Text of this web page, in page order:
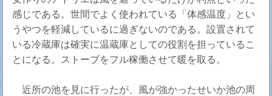
感じである。世間でよく使われている「体感温度」とい
うやつを軽減しているに過ぎないのである。設置されて
いる冷蔵庫は確実に温蔵庫としての役割を担っているこ
とになる。ストーブをフル稼働させて暖を取る。
近所の池を見に行ったが、風が強かったせいか池の周